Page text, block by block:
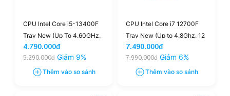
CPU Intel Core i5-13400F
Tray New (Up To 4.60GHz,
10 Nhân 16 Luồng, 20 MB
Cache, LGA 1700)
4.790.000đ
5.290.000đ Giảm 9%
Thêm vào so sánh
CPU Intel Core i7 12700F
Tray New (Up to 4.8Ghz, 12
nhân 20 luồng, 25MB
Cache, 125W) - Socket Intel
LGA 1700
7.490.000đ
7.990.000đ Giảm 6%
Thêm vào so sánh